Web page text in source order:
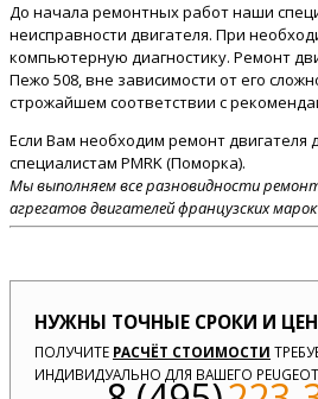
До начала ремонтных работ наши
неисправности двигателя. При
компьютерную диагностику. Ремонт
Пежо 508, вне зависимости от его
строжайшем соответствии с
Если Вам необходим ремонт двигателя
специалистам PMRK (Поморка).
Мы выполняем все разновидности
агрегатов двигателей французских
НУЖНЫ ТОЧНЫЕ СРОКИ И
ПОЛУЧИТЕ РАСЧЁТ СТОИМОСТИ
ИНДИВИДУАЛЬНО ДЛЯ ВАШЕГО